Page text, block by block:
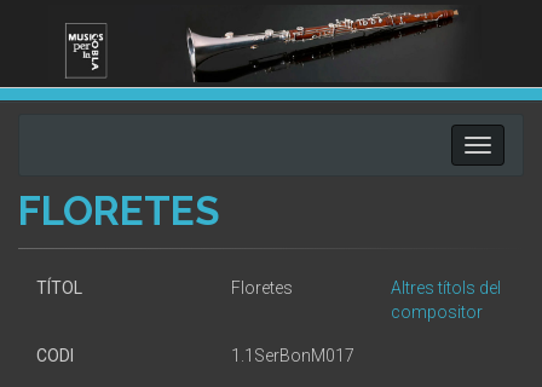
Toggle
FLORETES
TÍTOL Floretes
Altres títols del
compositor
CODI 1.1SerBonM017